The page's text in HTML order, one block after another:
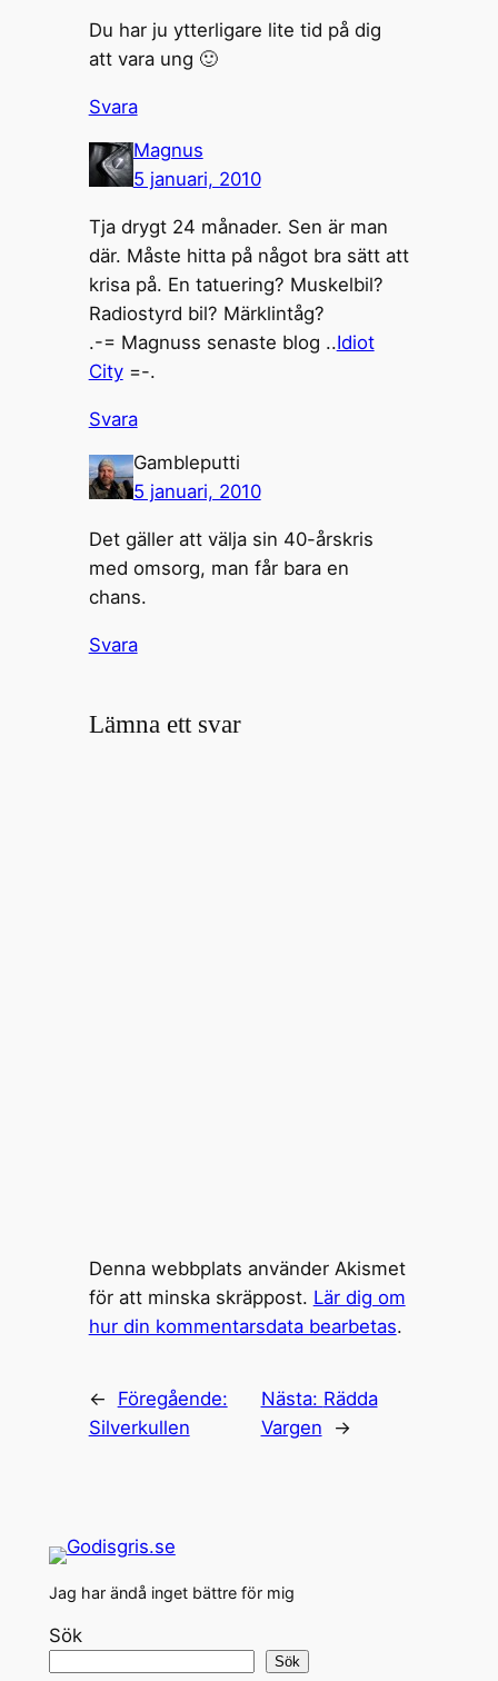
Du har ju ytterligare lite tid på dig
att vara ung 🙂
Svara
Magnus
5 januari, 2010
Tja drygt 24 månader. Sen är man
där. Måste hitta på något bra sätt att
krisa på. En tatuering? Muskelbil?
Radiostyrd bil? Märklintåg?
.-= Magnuss senaste blog ..Idiot
City=-.
Svara
Gambleputti
5 januari, 2010
Det gäller att välja sin 40-årskris
med omsorg, man får bara en
chans.
Svara
Lämna ett svar
Denna webbplats använder Akismet
för att minska skräppost. Lär dig om
hur din kommentarsdata bearbetas.
←
Föregående:
Silverkullen
Nästa: Rädda
Vargen
→
Jag har ändå inget bättre för mig
Sök
Sök